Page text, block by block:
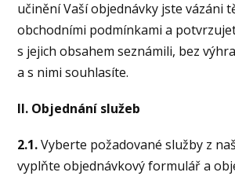
učinění Vaší objednávky jste vázáni
obchodními podmínkami a
s jejich obsahem seznámili, bez
a s nimi souhlasíte.
II. Objednání služeb
2.1.Vyberte požadované služby z
vyplňte objednávkový formulář a